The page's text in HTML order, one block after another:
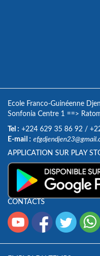
Ecole Franco-Guinéenne
Sonfonia Centre 1 ==>
Tel : +224 629 35 86 92 /
E-mail :
APPLICATION SUR PLAY
CONTACTS